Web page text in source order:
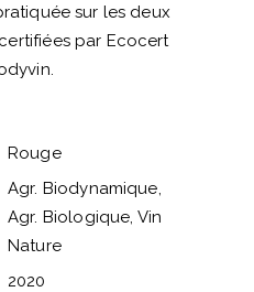
sur les deux
par Ecocert
Rouge
Agr. Biodynamique,
Agr. Biologique, Vin
Nature
2020